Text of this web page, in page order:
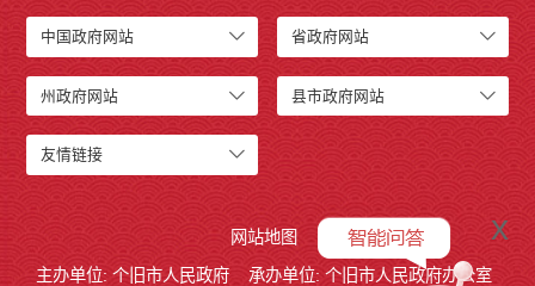
中国政府网站 省政府网站
州政府网站 县市政府网站
友情链接
网站地图
主办单位: 个旧市人民政府
承办单位: 个旧市人民政府办公室
x